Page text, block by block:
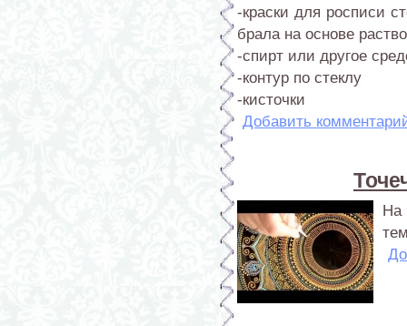
-краски для росписи
брала на основе
-спирт или другое
-контур по стеклу
-кисточки
Добавить
На